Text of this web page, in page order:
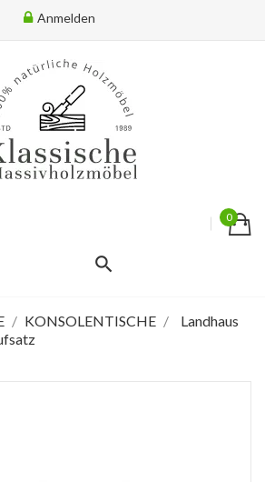
Anmelden
0
KONSOLENTISCHE
Landhaus